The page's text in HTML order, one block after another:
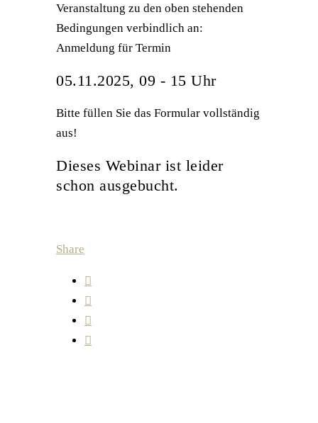
Veranstaltung zu den oben stehenden
Bedingungen verbindlich an:
Anmeldung für Termin
05.11.2025, 09 - 15 Uhr
Bitte füllen Sie das Formular vollständig
aus!
Dieses Webinar ist leider
schon ausgebucht.
Share